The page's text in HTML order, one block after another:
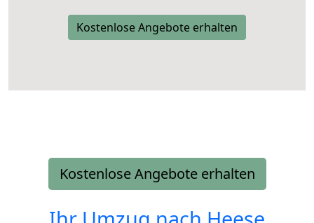
Kostenlose Angebote erhalten
Kostenlose Angebote erhalten